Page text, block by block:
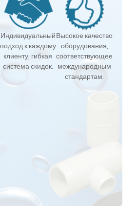
Индивидуальный
подход к каждому
клиенту, гибкая
система скидок.
Высокое качество
оборудования,
соответствующее
международным
стандартам.